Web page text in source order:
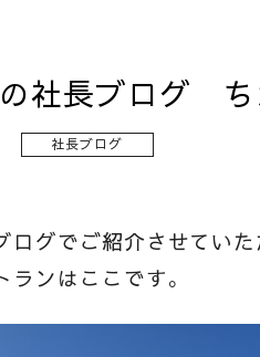
社長ブログ ちか
社長ブログ
ログでご紹介させていた
ランはここです。